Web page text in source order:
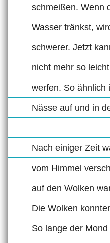
schmeißen. Wenn
Wasser tränkst,
schwerer. Jetzt
nicht mehr so
werfen. So ähnlich
Nässe auf und in
Nach einiger Zeit
vom Himmel
auf den Wolken
Die Wolken
So lange der